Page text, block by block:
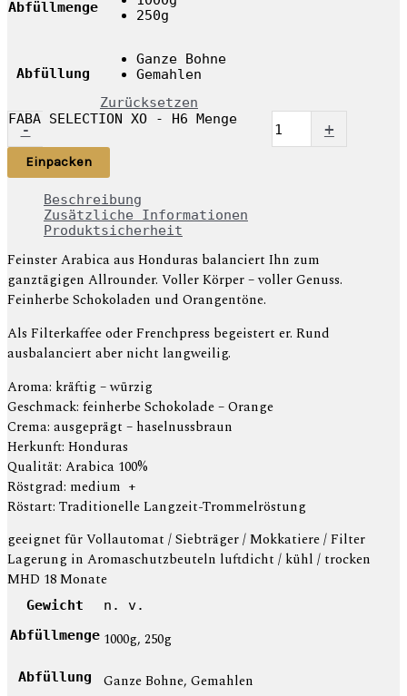
Abfüllmenge
250g
Abfüllung
Ganze Bohne
Gemahlen
Zurücksetzen
-
FABA SELECTION XO - H6 Menge
+
Einpacken
Beschreibung
Zusätzliche Informationen
Produktsicherheit
Feinster Arabica aus Honduras balanciert Ihn zum
ganztägigen Allrounder. Voller Körper – voller Genuss.
Feinherbe Schokoladen und Orangentöne.
Als Filterkaffee oder Frenchpress begeistert er. Rund
ausbalanciert aber nicht langweilig.
Aroma: kräftig – würzig
Geschmack: feinherbe Schokolade – Orange
Crema: ausgeprägt – haselnussbraun
Herkunft: Honduras
Qualität: Arabica 100%
Röstgrad: medium +
Röstart: Traditionelle Langzeit-Trommelröstung
geeignet für Vollautomat / Siebträger / Mokkatiere / Filter
Lagerung in Aromaschutzbeuteln luftdicht / kühl / trocken
MHD 18 Monate
Gewicht
n. v.
Abfüllmenge 1000g, 250g
Abfüllung Ganze Bohne, Gemahlen